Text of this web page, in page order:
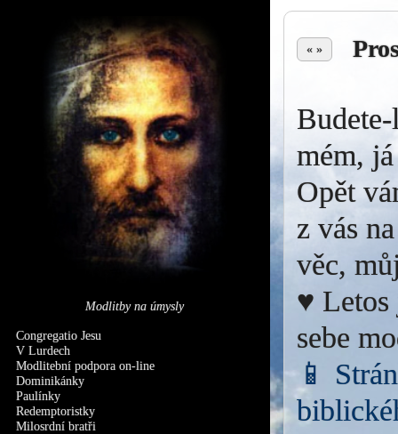
Modlitby na úmysly
Congregatio Jesu
V Lurdech
Modlitební podpora on-line
Dominikánky
Paulínky
Redemptoristky
Milosrdní bratři
« »
mém,
Opět
z vás
věc,
♥ Letos
sebe
📱